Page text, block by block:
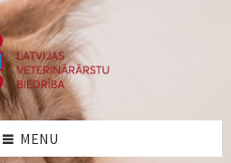
MENU